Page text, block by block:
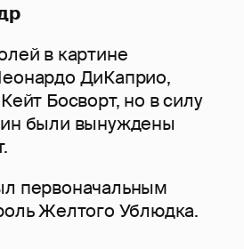
в картине
ДиКаприо,
Босворт, но в силу
были вынуждены
первоначальным
Желтого Ублюдка.